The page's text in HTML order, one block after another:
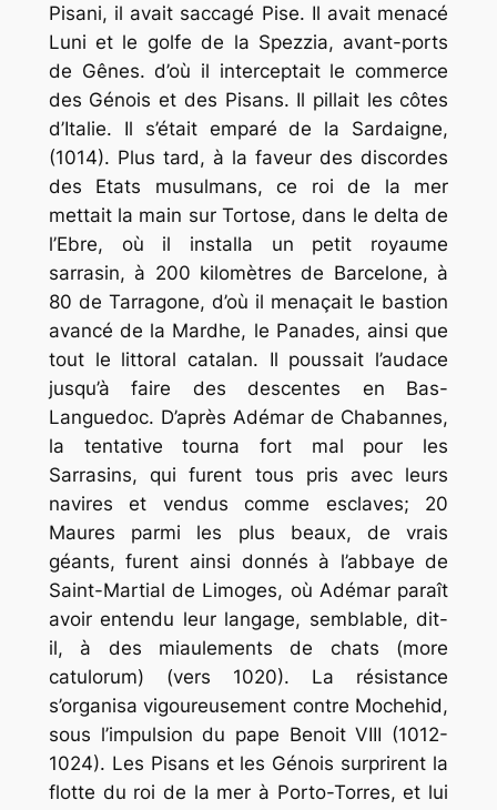
Pisani, il avait saccagé Pise. Il avait menacé
Luni et le golfe de la Spezzia, avant-ports
de Gênes. d’où il interceptait le commerce
des Génois et des Pisans. Il pillait les côtes
d’Italie. Il s’était emparé de la Sardaigne,
(1014). Plus tard, à la faveur des discordes
des Etats musulmans, ce roi de la mer
mettait la main sur Tortose, dans le delta de
l’Ebre, où il installa un petit royaume
sarrasin, à 200 kilomètres de Barcelone, à
80 de Tarragone, d’où il menaçait le bastion
avancé de la Mardhe, le Panades, ainsi que
tout le littoral catalan. Il poussait l’audace
jusqu’à faire des descentes en Bas-
Languedoc. D’après Adémar de Chabannes,
la tentative tourna fort mal pour les
Sarrasins, qui furent tous pris avec leurs
navires et vendus comme esclaves; 20
Maures parmi les plus beaux, de vrais
géants, furent ainsi donnés à l’abbaye de
Saint-Martial de Limoges, où Adémar paraît
avoir entendu leur langage, semblable, dit-
il, à des miaulements de chats (more
catulorum) (vers 1020). La résistance
s’organisa vigoureusement contre Mochehid,
sous l’impulsion du pape Benoit VIII (1012-
1024). Les Pisans et les Génois surprirent la
flotte du roi de la mer à Porto-Torres, et lui